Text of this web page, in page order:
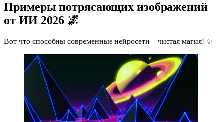
Примеры потрясающих изображений
от ИИ 2026 🌌
Вот что способны современные нейросети – чистая магия! ✨